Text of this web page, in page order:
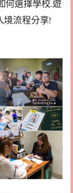
何選擇學校.遊
境流程分享!